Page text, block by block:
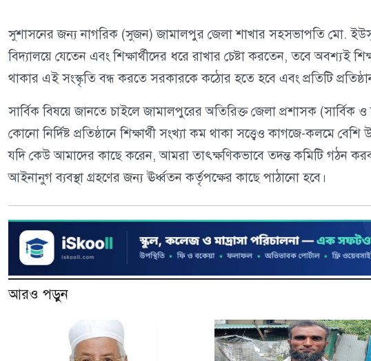
সুশাসনের জন্য নাগরিক (সুজন) জামালপুর জেলা শাখার সহসভাপতি মো.
বিদ্যালয়ে যেতেন এবং শিক্ষার্থীদের ধরে রাখার চেষ্টা করতেন, তবে অবশ্যই
থাকার এই সংস্কৃতি বন্ধ করতে সরকারকে কঠোর হতে হবে এবং প্রতিটি
সার্বিক বিষয়ে জানতে চাইলে জামালপুরের অতিরিক্ত জেলা প্রশাসক
কোনো নির্দিষ্ট প্রতিষ্ঠানে শিক্ষার্থী সংখ্যা কম থাকা সত্ত্বেও কাগজে-কলমে
যদি কেউ আমাদের কাছে করেন, আমরা তাৎক্ষণিকভাবে তদন্ত কমিটি গঠন
আইনানুগ ব্যবস্থা গ্রহণের জন্য ঊর্ধ্বতন কর্তৃপক্ষের কাছে পাঠানো হবে।
আরও পড়ুন